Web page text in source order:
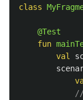
class
@Test
fun
val